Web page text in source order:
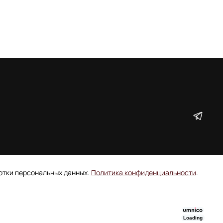
персональных данных. Политика конфиденциальности.
Loading